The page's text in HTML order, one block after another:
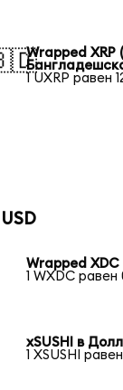
Wrapped XRP
1 UXRP равен
Wrapped
1 WXDC равен
xSUSHI в
1 XSUSHI